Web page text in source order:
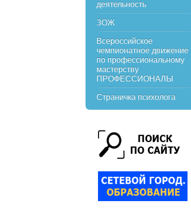
деятельность
ЗОЖ
Всероссийское
чемпионатное движение
по профессиональному
мастерству
ПРОФЕССИОНАЛЫ
Страничка психолога